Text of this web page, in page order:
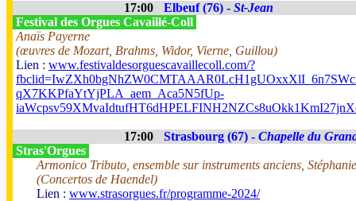
17:00 Elbeuf (76) - St-Jean
Festival des Orgues Cavaillé-Coll
Anaïs Payerne
(œuvres de Mozart, Brahms, Widor, Vierne, Guillou)
Lien : www.festivaldesorguescavaillecoll.com/?
qX7KKPfaYtYjPLA_aem_Aca5N5fUp-
17:00 Strasbourg (67) - Chapelle du
Stras'Orgues
Armonico Tributo, ensemble sur instruments anciens,
(Concertos de Haendel)
Lien : www.strasorgues.fr/programme-2024/